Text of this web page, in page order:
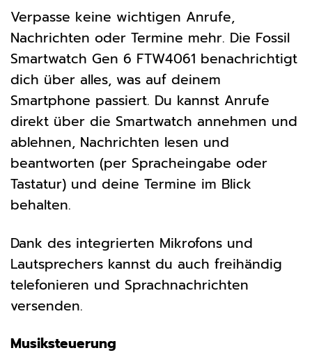
Verpasse keine wichtigen Anrufe,
Nachrichten oder Termine mehr. Die Fossil
Smartwatch Gen 6 FTW4061 benachrichtigt
dich über alles, was auf deinem
Smartphone passiert. Du kannst Anrufe
direkt über die Smartwatch annehmen und
ablehnen, Nachrichten lesen und
beantworten (per Spracheingabe oder
Tastatur) und deine Termine im Blick
behalten.
Dank des integrierten Mikrofons und
Lautsprechers kannst du auch freihändig
telefonieren und Sprachnachrichten
versenden.
Musiksteuerung